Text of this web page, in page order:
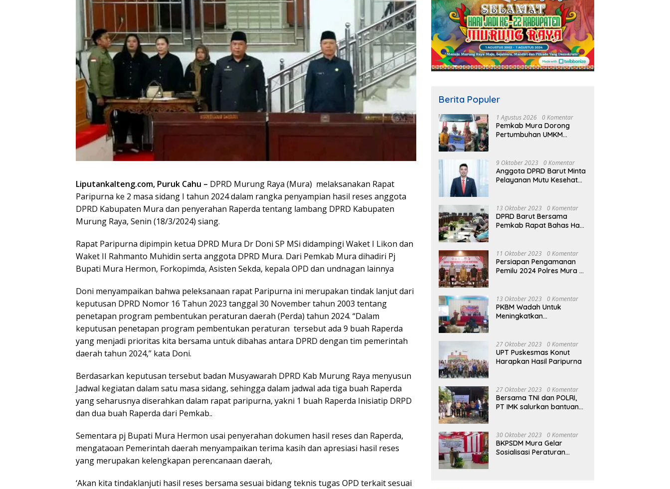
Liputankalteng.com, Puruk Cahu – DPRD Murung Raya (Mura) melaksanakan Rapat
Paripurna ke 2 masa sidang I tahun 2024 dalam rangka penyampian hasil reses anggota
DPRD Kabupaten Mura dan penyerahan Raperda tentang lambang DPRD Kabupaten
Murung Raya, Senin (18/3/2024) siang.
Rapat Paripurna dipimpin ketua DPRD Mura Dr Doni SP MSi didampingi Waket I Likon dan
Waket II Rahmanto Muhidin serta anggota DPRD Mura. Dari Pemkab Mura dihadiri Pj
Bupati Mura Hermon, Forkopimda, Asisten Sekda, kepala OPD dan undnagan lainnya
Doni menyampaikan bahwa peleksanaan rapat Paripurna ini merupakan tindak lanjut dari
keputusan DPRD Nomor 16 Tahun 2023 tanggal 30 November tahun 2003 tentang
penetapan program pembentukan peraturan daerah (Perda) tahun 2024. “Dalam
keputusan penetapan program pembentukan peraturan tersebut ada 9 buah Raperda
yang menjadi prioritas kita bersama untuk dibahas antara DPRD dengan tim pemerintah
daerah tahun 2024,” kata Doni.
Berdasarkan keputusan tersebut badan Musyawarah DPRD Kab Murung Raya menyusun
Jadwal kegiatan dalam satu masa sidang, sehingga dalam jadwal ada tiga buah Raperda
yang seharusnya diserahkan dalam rapat paripurna, yakni 1 buah Raperda Inisiatip DRPD
dan dua buah Raperda dari Pemkab..
Sementara pj Bupati Mura Hermon usai penyerahan dokumen hasil reses dan Raperda,
mengataoan Pemerintah daerah menyampaikan terima kasih dan apresiasi hasil reses
yang merupakan kelengkapan perencanaan daerah,
‘Akan kita tindaklanjuti hasil reses bersama sesuai bidang teknis tugas OPD terkait sesuai
Berita Populer
1 Agustus 2026 0 Komentar
Pemkab Mura Dorong
Pertumbuhan UMKM
9 Oktober 2023 0 Komentar
Anggota DPRD Barut Minta
Pelayanan Mutu Kesehatan
13 Oktober 2023 0 Komentar
DPRD Barut Bersama
Pemkab Rapat Bahas Hasil
Perubahan 2023
11 Oktober 2023 0 Komentar
Persiapan Pengamanan
Pemilu 2024 Polres Mura
13 Oktober 2023 0 Komentar
PKBM Wadah Untuk
Meningkatkan
Dalam Bidang Ekonomi
27 Oktober 2023 0 Komentar
UPT Puskesmas Konut
Harapkan Hasil Paripurna
27 Oktober 2023 0 Komentar
Bersama TNI dan POLRI,
PT IMK salurkan bantuan
30 Oktober 2023 0 Komentar
BKPSDM Mura Gelar
Sosialisasi Peraturan